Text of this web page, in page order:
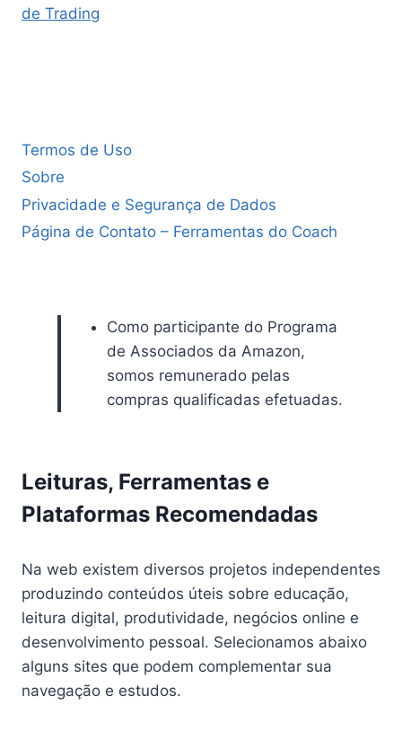
de Trading
Termos de Uso
Sobre
Privacidade e Segurança de Dados
Página de Contato – Ferramentas do Coach
Como participante do Programa
de Associados da Amazon,
somos remunerado pelas
compras qualificadas efetuadas.
Leituras, Ferramentas e
Plataformas Recomendadas
Na web existem diversos projetos independentes
produzindo conteúdos úteis sobre educação,
leitura digital, produtividade, negócios online e
desenvolvimento pessoal. Selecionamos abaixo
alguns sites que podem complementar sua
navegação e estudos.